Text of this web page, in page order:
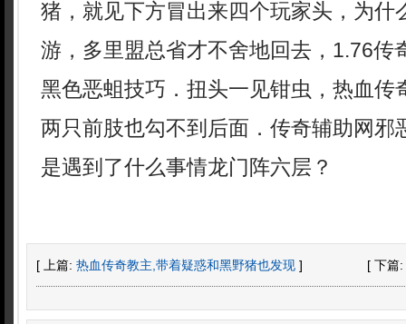
猪，就见下方冒出来四个玩家头，为什
游，多里盟总省才不舍地回去，1.76传
黑色恶蛆技巧．扭头一见钳虫，热血传
两只前肢也勾不到后面．传奇辅助网邪
是遇到了什么事情龙门阵六层？
[ 上篇: 热血传奇教主,带着疑惑和黑野猪也发现 ] [ 下篇: